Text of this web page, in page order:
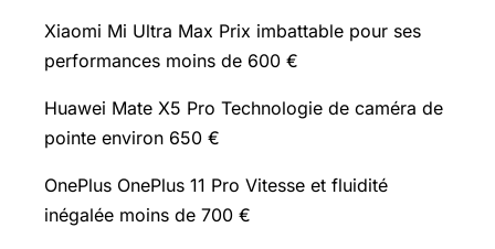
Xiaomi Mi Ultra Max Prix imbattable pour ses
performances moins de 600 €
Huawei Mate X5 Pro Technologie de caméra de
pointe environ 650 €
OnePlus OnePlus 11 Pro Vitesse et fluidité
inégalée moins de 700 €